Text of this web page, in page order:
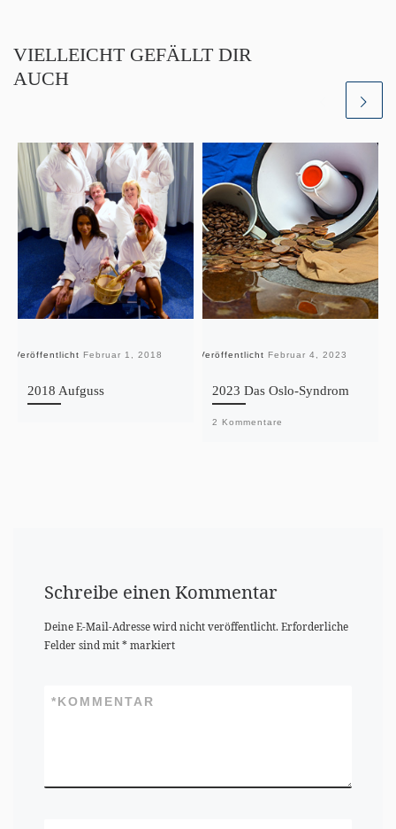
VIELLEICHT GEFÄLLT DIR
AUCH
Veröffentlicht Februar 1, 2018
2018 Aufguss
Veröffentlicht Februar 4, 2023
2023 Das Oslo-Syndrom
2 Kommentare
Schreibe einen Kommentar
Deine E-Mail-Adresse wird nicht veröffentlicht. Erforderliche
Felder sind mit*markiert
KOMMENTAR
*